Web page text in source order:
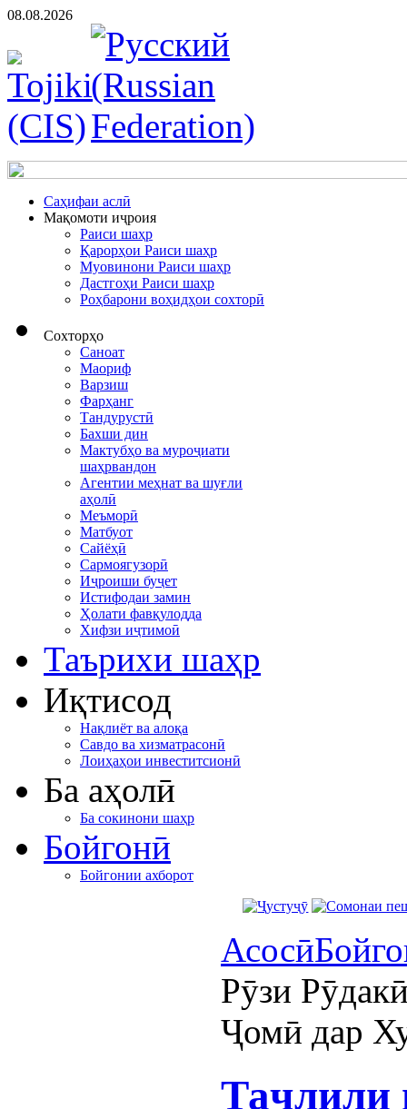
08.08.2026
Cаҳифаи аслӣ
Мақомоти иҷроия
Раиси шаҳр
Қарорҳои Раиси шаҳр
Муовинони Раиси шаҳр
Дастгоҳи Раиси шаҳр
Роҳбарони воҳидҳои сохторӣ
Сохторҳо
Саноат
Маориф
Варзиш
Фарҳанг
Тандурустӣ
Бахши дин
Мактубҳо ва муроҷиати
шаҳрвандон
Агентии меҳнат ва шуғли
аҳолӣ
Меъморӣ
Матбуот
Сайёҳӣ
Сармоягузорӣ
Иҷроиши буҷет
Истифодаи замин
Ҳолати фавқулодда
Хифзи иҷтимоӣ
Таърихи шаҳр
Иқтисод
Нақлиёт ва алоқа
Савдо ва хизматрасонӣ
Лоиҳаҳои инвеститсионӣ
Ба аҳолӣ
Ба сокинони шаҳр
Бойгонӣ
Бойгонии ахборот
Асосӣ
Рӯзи
Ҷомӣ дар
Таҷлили